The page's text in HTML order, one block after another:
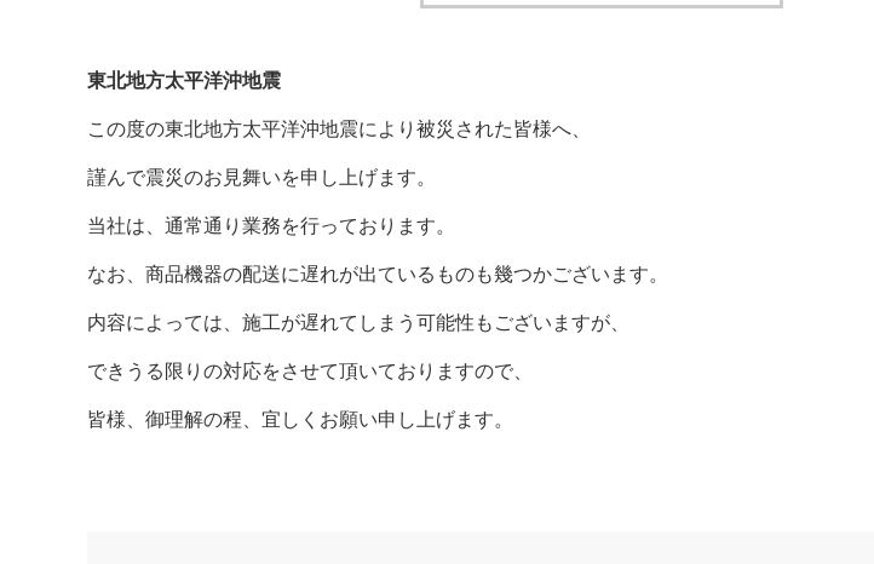
東北地方太平洋沖地震
この度の東北地方太平洋沖地震により被災された皆様へ、
謹んで震災のお見舞いを申し上げます。
当社は、通常通り業務を行っております。
なお、商品機器の配送に遅れが出ているものも幾つかございます。
内容によっては、施工が遅れてしまう可能性もございますが、
できうる限りの対応をさせて頂いておりますので、
皆様、御理解の程、宜しくお願い申し上げます。